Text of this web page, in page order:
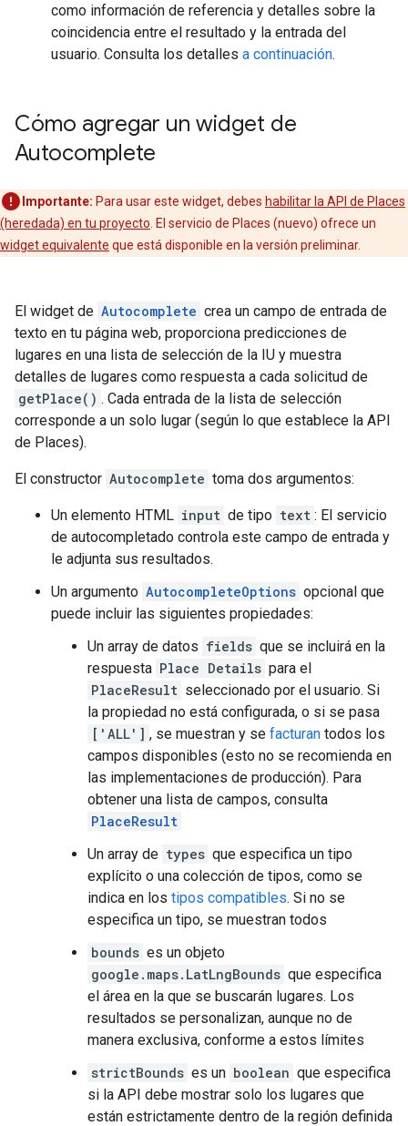
como información de referencia y detalles sobre la
coincidencia entre el resultado y la entrada del
usuario. Consulta los detalles a continuación.
Cómo agregar un widget de
Autocomplete
Importante: Para usar este widget, debes habilitar la API de Places
(heredada) en tu proyecto . El servicio de Places (nuevo) ofrece un
widget equivalente que está disponible en la versión preliminar.
El widget de Autocomplete crea un campo de entrada de
texto en tu página web, proporciona predicciones de
lugares en una lista de selección de la IU y muestra
detalles de lugares como respuesta a cada solicitud de
getPlace() . Cada entrada de la lista de selección
corresponde a un solo lugar (según lo que establece la API
de Places).
El constructor Autocomplete toma dos argumentos:
Un elemento HTML input de tipo text : El servicio
de autocompletado controla este campo de entrada y
le adjunta sus resultados.
Un argumento AutocompleteOptions opcional que
puede incluir las siguientes propiedades:
Un array de datos fields que se incluirá en la
respuesta Place Details para el
PlaceResult seleccionado por el usuario. Si
la propiedad no está configurada, o si se pasa
['ALL'] , se muestran y se facturan todos los
campos disponibles (esto no se recomienda en
las implementaciones de producción). Para
obtener una lista de campos, consulta
PlaceResult
Un array de types que especifica un tipo
explícito o una colección de tipos, como se
indica en los tipos compatibles. Si no se
especifica un tipo, se muestran todos
bounds es un objeto
google.maps.LatLngBounds que especifica
el área en la que se buscarán lugares. Los
resultados se personalizan, aunque no de
manera exclusiva, conforme a estos límites
strictBounds es un boolean que especifica
si la API debe mostrar solo los lugares que
están estrictamente dentro de la región definida